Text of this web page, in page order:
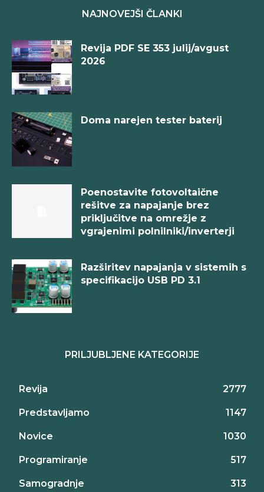
NAJNOVEJŠI ČLANKI
Revija PDF SE 353 julij/avgust
2026
Doma narejen tester baterij
Poenostavite fotovoltaične
rešitve za napajanje brez
priključitve na omrežje z
vgrajenimi polnilniki/inverterji
Razširitev napajanja v sistemih s
specifikacijo USB PD 3.1
PRILJUBLJENE KATEGORIJE
Revija 2777
Predstavljamo 1147
Novice 1030
Programiranje 517
Samogradnje 313